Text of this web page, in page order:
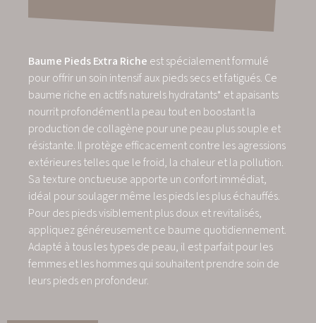
Baume Pieds Extra Riche est spécialement formulé
pour offrir un soin intensif aux pieds secs et fatigués. Ce
baume riche en actifs naturels hydratants* et apaisants
nourrit profondément la peau tout en boostant la
production de collagène pour une peau plus souple et
résistante. Il protège efficacement contre les agressions
extérieures telles que le froid, la chaleur et la pollution.
Sa texture onctueuse apporte un confort immédiat,
idéal pour soulager même les pieds les plus échauffés.
Pour des pieds visiblement plus doux et revitalisés,
appliquez généreusement ce baume quotidiennement.
Adapté à tous les types de peau, il est parfait pour les
femmes et les hommes qui souhaitent prendre soin de
leurs pieds en profondeur.